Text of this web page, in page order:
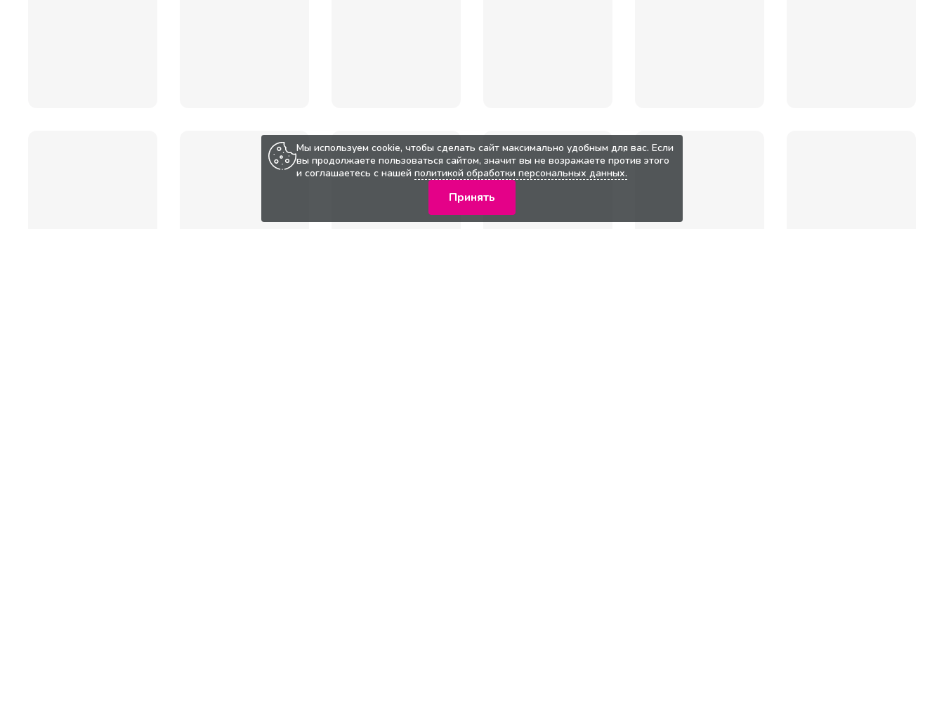
Мы используем cookie, чтобы сделать сайт максимально удобным для вас. Если
вы продолжаете пользоваться сайтом, значит вы не возражаете против этого
и соглашаетесь с нашей политикой обработки персональных данных.
Принять